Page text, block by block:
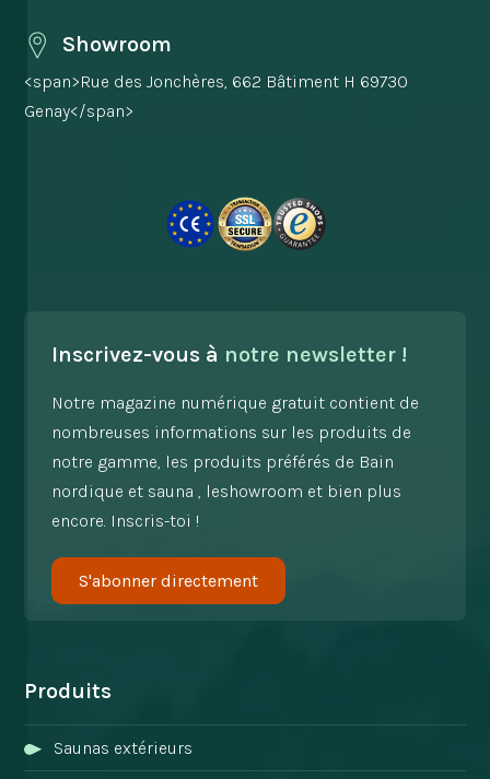
Showroom
<span>Rue des Jonchères, 662 Bâtiment H 69730
Genay</span>
Inscrivez-vous à notre newsletter !
Notre magazine numérique gratuit contient de
nombreuses informations sur les produits de
notre gamme, les produits préférés de Bain
nordique et sauna , leshowroom et bien plus
encore. Inscris-toi !
S'abonner directement
Produits
Saunas extérieurs